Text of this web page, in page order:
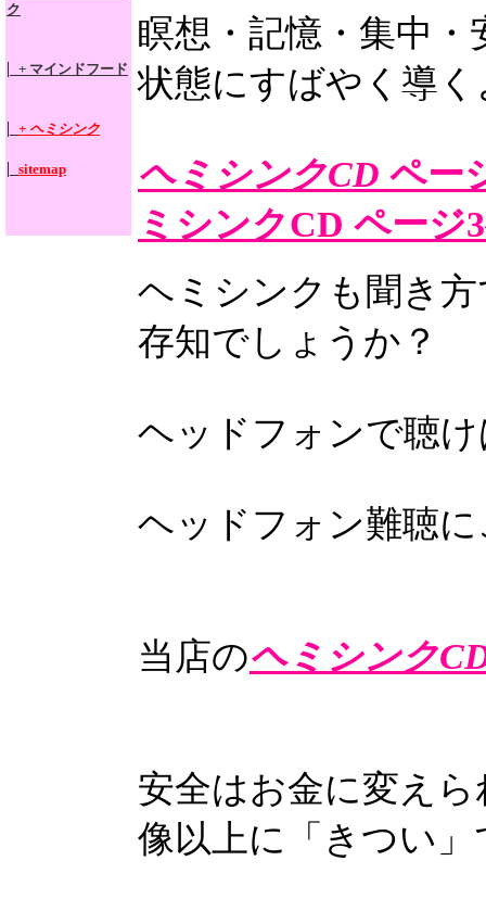
ク
|_ + マインドフード
|_ + ヘミシンク
|_ sitemap
瞑想・記憶・集中
状態にすばやく導
ヘミシンクCD ペー
ミシンクCD ページ
ヘミシンクも聞き
存知でしょうか？
ヘッドフォンで聴
ヘッドフォン難聴
当店のヘミシンク
安全はお金に変え
像以上に「きつい」